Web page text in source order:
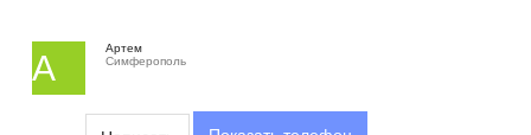
А
Артем
Симферополь